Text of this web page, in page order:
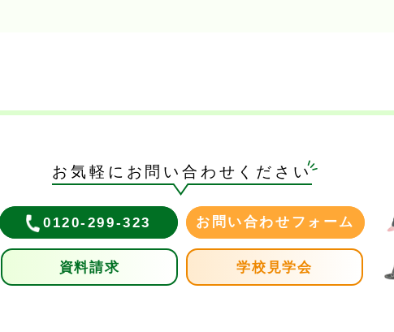
お気軽にお問い合わせください
0120-299-323 お問い合わせフォーム
資料請求 学校見学会